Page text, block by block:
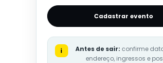
Cadastrar evento
i Antes de sair: confirme
endereço, ingressos e